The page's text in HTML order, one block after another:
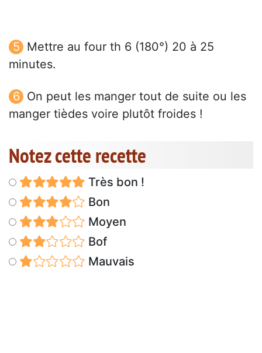
Mettre au four th 6 (180°) 20 à 25
minutes.
On peut les manger tout de suite ou les
manger tièdes voire plutôt froides !
Notez cette recette
Très bon !
Bon
Moyen
Bof
Mauvais